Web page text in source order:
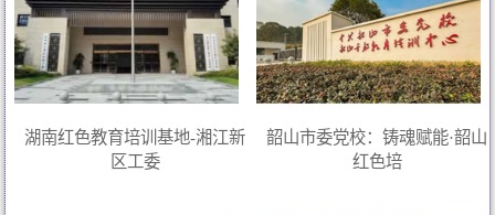
湖南红色教育培训基地-湘江新
区工委
韶山市委党校：铸魂赋能·韶山
红色培